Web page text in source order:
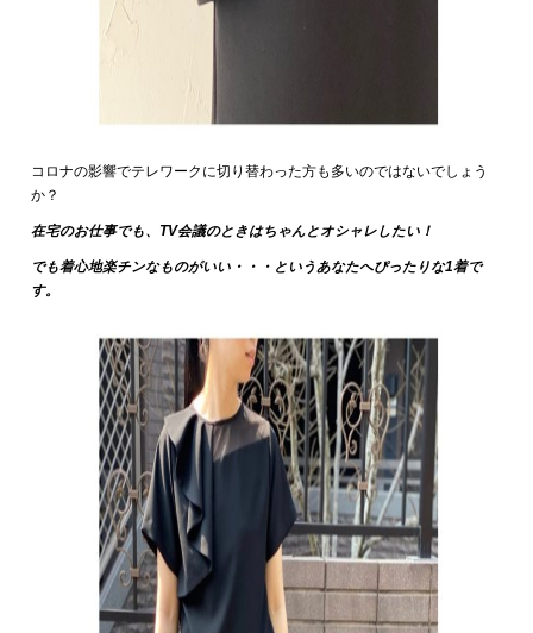
コロナの影響でテレワークに切り替わった方も多いのではないでしょう
か？
在宅のお仕事でも、TV会議のときはちゃんとオシャレしたい！
でも着心地楽チンなものがいい・・・というあなたへぴったりな1着で
す。